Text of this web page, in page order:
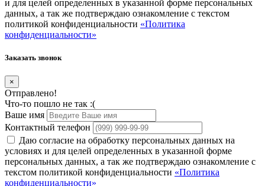
и для целей определенных в указанной форме персональных
данных, а так же подтверждаю ознакомление с текстом
политикой конфиденциальности «Политика
конфиденциальности»
Заказать звонок
×
Отправлено!
Что-то пошло не так :(
Ваше имя
Контактный телефон
Даю согласие на обработку персональных данных на
условиях и для целей определенных в указанной форме
персональных данных, а так же подтверждаю ознакомление с
текстом политикой конфиденциальности «Политика
конфиденциальности»